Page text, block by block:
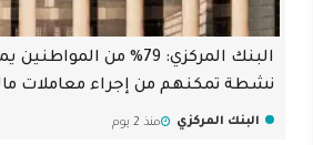
البنك المركزي: 79% من
نشطة تمكنهم من إجراء معاملات
البنك المركزي منذ 2 يوم